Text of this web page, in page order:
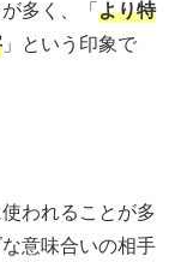
多く、「より特
」という印象で
われることが多
意味合いの相手